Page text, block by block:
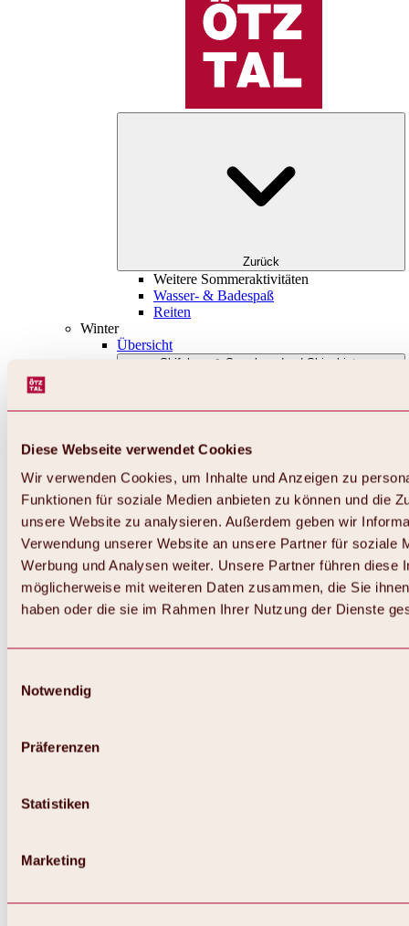
Diese Webseite verwendet Cookies
Wir verwenden Cookies, um Inhalte und Anzeigen zu
Funktionen für soziale Medien anbieten zu können und die
unsere Website zu analysieren. Außerdem geben wir
Verwendung unserer Website an unsere Partner für soziale
Werbung und Analysen weiter. Unsere Partner führen diese
möglicherweise mit weiteren Daten zusammen, die Sie
haben oder die sie im Rahmen Ihrer Nutzung der Dienste
Notwendig
Präferenzen
Statistiken
Marketing
Zurück
Weitere Sommeraktivitäten
Wasser- & Badespaß
Reiten
Winter
Übersicht
Skifahren & Snowboarden | Skigebiete